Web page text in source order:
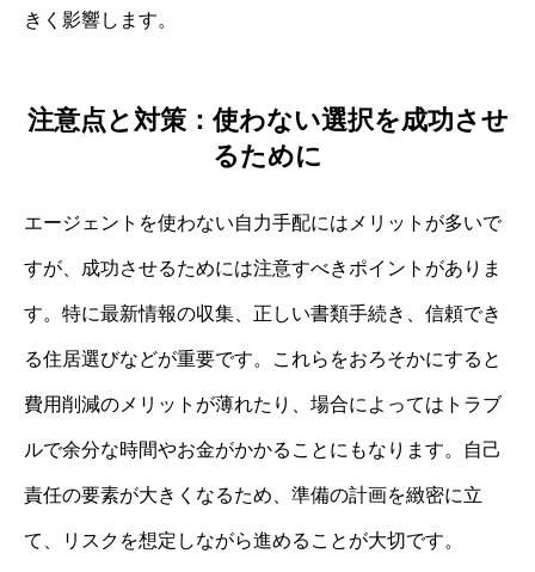
きく影響します。
注意点と対策：使わない選択を成功させ
るために
エージェントを使わない自力手配にはメリットが多いで
すが、成功させるためには注意すべきポイントがありま
す。特に最新情報の収集、正しい書類手続き、信頼でき
る住居選びなどが重要です。これらをおろそかにすると
費用削減のメリットが薄れたり、場合によってはトラブ
ルで余分な時間やお金がかかることにもなります。自己
責任の要素が大きくなるため、準備の計画を緻密に立
て、リスクを想定しながら進めることが大切です。